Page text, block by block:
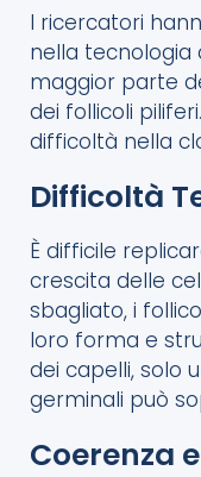
I ricercatori
nella tecnologia
maggior parte
dei follicoli
difficoltà nella
Difficoltà
È difficile
crescita delle
sbagliato, i
loro forma e
dei capelli, solo
germinali può
Coerenza